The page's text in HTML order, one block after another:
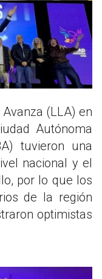
Autónoma
tuvieron una
nacional y el
por lo que los
de la región
optimistas